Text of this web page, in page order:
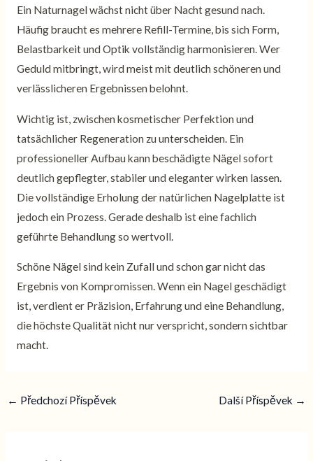
Ein Naturnagel wächst nicht über Nacht gesund nach.
Häufig braucht es mehrere Refill-Termine, bis sich Form,
Belastbarkeit und Optik vollständig harmonisieren. Wer
Geduld mitbringt, wird meist mit deutlich schöneren und
verlässlicheren Ergebnissen belohnt.
Wichtig ist, zwischen kosmetischer Perfektion und
tatsächlicher Regeneration zu unterscheiden. Ein
professioneller Aufbau kann beschädigte Nägel sofort
deutlich gepflegter, stabiler und eleganter wirken lassen.
Die vollständige Erholung der natürlichen Nagelplatte ist
jedoch ein Prozess. Gerade deshalb ist eine fachlich
geführte Behandlung so wertvoll.
Schöne Nägel sind kein Zufall und schon gar nicht das
Ergebnis von Kompromissen. Wenn ein Nagel geschädigt
ist, verdient er Präzision, Erfahrung und eine Behandlung,
die höchste Qualität nicht nur verspricht, sondern sichtbar
macht.
← Předchozí Příspěvek Další Příspěvek →